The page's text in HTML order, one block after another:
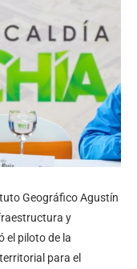
Geográfico Agustín
y
el piloto de la
para el